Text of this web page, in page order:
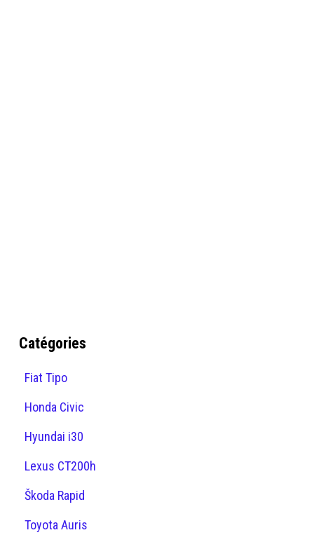
Catégories
Fiat Tipo
Honda Civic
Hyundai i30
Lexus CT200h
Škoda Rapid
Toyota Auris